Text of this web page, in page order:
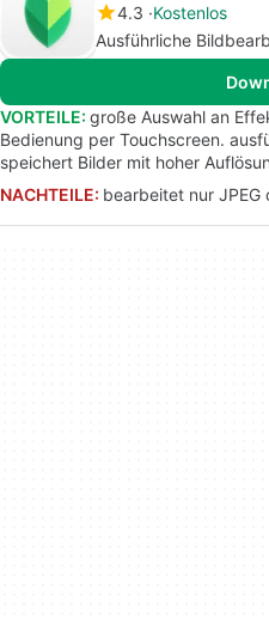
4.3 Kostenlos
Ausführliche
VORTEILE: große Auswahl an
Bedienung per Touchscreen.
speichert Bilder mit hoher
NACHTEILE: bearbeitet nur JPEG